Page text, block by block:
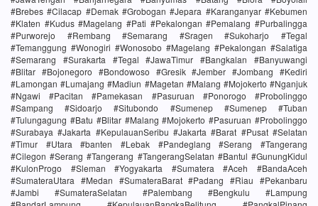
#Brebes #Cilacap #Demak #Grobogan #Jepara #Karanganyar #Kebumen
#Klaten #Kudus #Magelang #Pati #Pekalongan #Pemalang #Purbalingga
#Purworejo #Rembang #Semarang #Sragen #Sukoharjo #Tegal
#Temanggung #Wonogiri #Wonosobo #Magelang #Pekalongan #Salatiga
#Semarang #Surakarta #Tegal #JawaTimur #Bangkalan #Banyuwangi
#Blitar #Bojonegoro #Bondowoso #Gresik #Jember #Jombang #Kediri
#Lamongan #Lumajang #Madiun #Magetan #Malang #Mojokerto #Nganjuk
#Ngawi #Pacitan #Pamekasan #Pasuruan #Ponorogo #Probolinggo
#Sampang #Sidoarjo #Situbondo #Sumenep #Sumenep #Tuban
#Tulungagung #Batu #Blitar #Malang #Mojokerto #Pasuruan #Probolinggo
#Surabaya #Jakarta #KepulauanSeribu #Jakarta #Barat #Pusat #Selatan
#Timur #Utara #banten #Lebak #Pandeglang #Serang #Tangerang
#Cilegon #Serang #Tangerang #TangerangSelatan #Bantul #GunungKidul
#KulonProgo #Sleman #Yogyakarta #Sumatera #Aceh #BandaAceh
#SumateraUtara #Medan #SumateraBarat #Padang #Riau #Pekanbaru
#Jambi #SumateraSelatan #Palembang #Bengkulu #Lampung